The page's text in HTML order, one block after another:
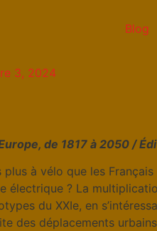
Blog
3, 2024
de 1817 à 2050 /
à vélo que les
? La
du XXIe, en
des déplacements